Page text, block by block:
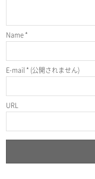
Name*
E-mail * (公開されません)
URL